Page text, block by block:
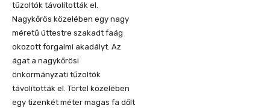
tűzoltók távolították el.
Nagykőrös közelében egy nagy
méretű úttestre szakadt faág
okozott forgalmi akadályt. Az
ágat a nagykőrösi
önkormányzati tűzoltók
távolították el. Törtel közelében
egy tizenkét méter magas fa dőlt